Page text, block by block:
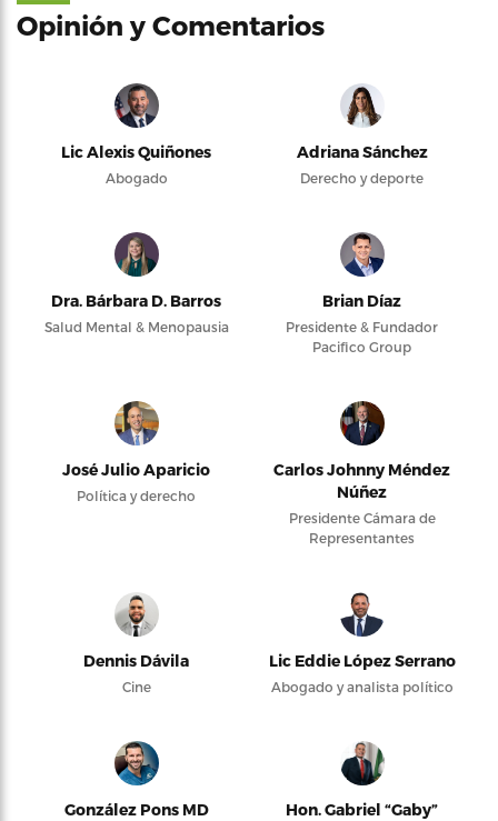
Opinión y Comentarios
Lic Alexis Quiñones
Abogado
Adriana Sánchez
Derecho y deporte
Dra. Bárbara D. Barros
Salud Mental & Menopausia
Brian Díaz
Presidente & Fundador
Pacifico Group
José Julio Aparicio
Política y derecho
Carlos Johnny Méndez
Núñez
Presidente Cámara de
Representantes
Dennis Dávila
Cine
Lic Eddie López Serrano
Abogado y analista político
González Pons MD
Hon. Gabriel “Gaby”